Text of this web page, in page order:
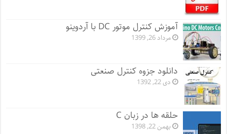
آموزش کنترل موتور DC با آردوینو
مرداد 26, 1399
دانلود جزوه کنترل صنعتی
دی 22, 1392
حلقه ها در زبان C
بهمن 22, 1398